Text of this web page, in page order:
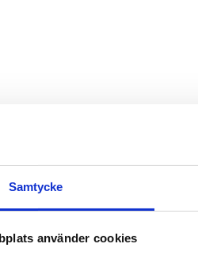
Samtycke
använder cookies